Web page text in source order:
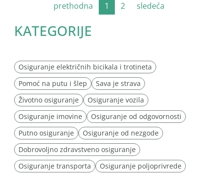
prethodna 1 2 sledeća
KATEGORIJE
Osiguranje električnih bicikala i trotineta
Pomoć na putu i šlep
Sava je strava
Životno osiguranje
Osiguranje vozila
Osiguranje imovine
Osiguranje od odgovornosti
Putno osiguranje
Osiguranje od nezgode
Dobrovoljno zdravstveno osiguranje
Osiguranje transporta
Osiguranje poljoprivrede